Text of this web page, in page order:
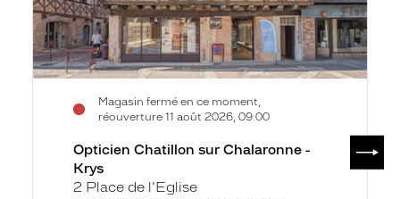
Magasin fermé en ce moment,
réouverture 11 août 2026, 09:00
Opticien Chatillon sur Chalaronne -
Krys
2 Place de l'Eglise